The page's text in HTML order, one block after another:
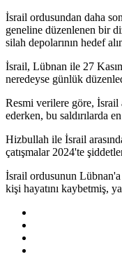
İsrail ordusundan daha
geneline düzenlenen bir
silah depolarının hedef
İsrail, Lübnan ile 27
neredeyse günlük
Resmi verilere göre, İsrail
ederken, bu saldırılarda
Hizbullah ile İsrail
çatışmalar 2024'te
İsrail ordusunun Lübnan'a
kişi hayatını kaybetmiş,